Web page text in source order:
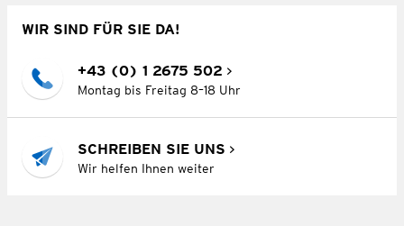
WIR SIND FÜR SIE DA!
+43 (0) 1 2675 502
Montag bis Freitag 8–18 Uhr
SCHREIBEN SIE UNS
Wir helfen Ihnen weiter